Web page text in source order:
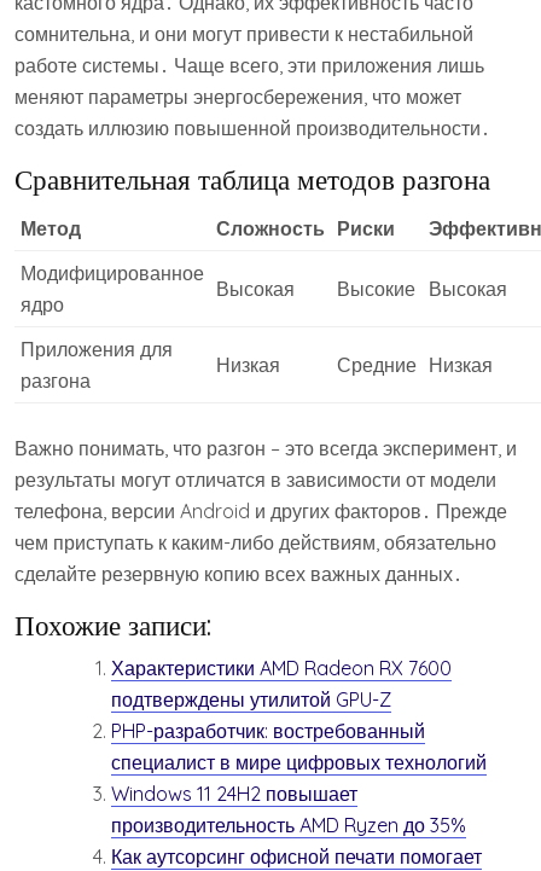
сомнительна, и они могут привести к нестабильной
работе системы․ Чаще всего, эти приложения лишь
меняют параметры энергосбережения, что может
создать иллюзию повышенной производительности․
Сравнительная таблица методов разгона
Метод Сложность Риски
Модифицированное
ядро
Высокая Высокие Высокая
Приложения для
разгона
Низкая Средние Низкая
Важно понимать, что разгон – это всегда эксперимент, и
результаты могут отличатся в зависимости от модели
телефона, версии Android и других факторов․ Прежде
чем приступать к каким-либо действиям, обязательно
сделайте резервную копию всех важных данных․
Похожие записи:
Характеристики AMD Radeon RX 7600
подтверждены утилитой GPU-Z
PHP-разработчик: востребованный
специалист в мире цифровых технологий
Windows 11 24H2 повышает
производительность AMD Ryzen до 35%
Как аутсорсинг офисной печати помогает